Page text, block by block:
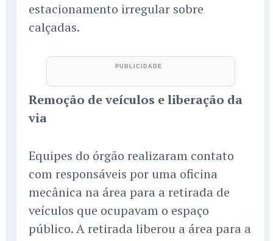
estacionamento irregular sobre
calçadas.
Remoção de veículos e liberação da
via
Equipes do órgão realizaram contato
com responsáveis por uma oficina
mecânica na área para a retirada de
veículos que ocupavam o espaço
público. A retirada liberou a área para a